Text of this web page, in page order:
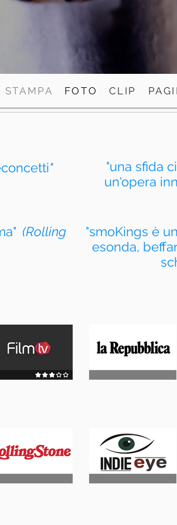
STAMPA FOTO CLIP
"
"una sfida
un'opera
(Rolling
"smoKings è
esonda,